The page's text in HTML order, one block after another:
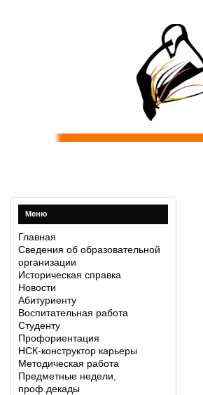
Меню
Главная
Сведения об образовательной
организации
Историческая справка
Новости
Абитуриенту
Воспитательная работа
Студенту
Профориентация
НСК-конструктор карьеры
Методическая работа
Предметные недели,
проф.декады